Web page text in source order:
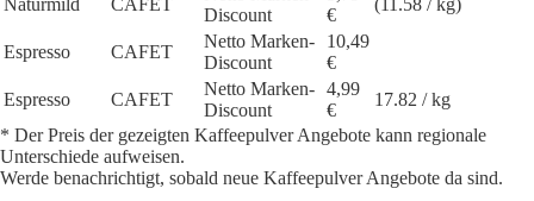
Naturmild
CAFÉT
Discount
€
(11.58 / kg)
Espresso CAFET
Netto Marken-
Discount
10,49
€
Espresso
CAFET
Netto Marken-
Discount
4,99
€
17.82 / kg
* Der Preis der gezeigten Kaffeepulver Angebote kann regionale
Unterschiede aufweisen.
Werde benachrichtigt, sobald neue Kaffeepulver Angebote da sind.